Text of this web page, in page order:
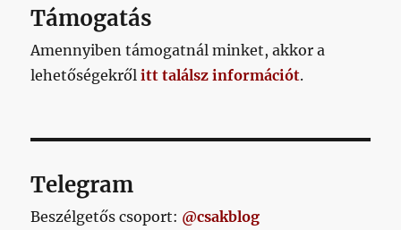
Támogatás
Amennyiben támogatnál minket, akkor a
lehetőségekrőlitt találsz információt.
Telegram
Beszélgetős csoport: @csakblog